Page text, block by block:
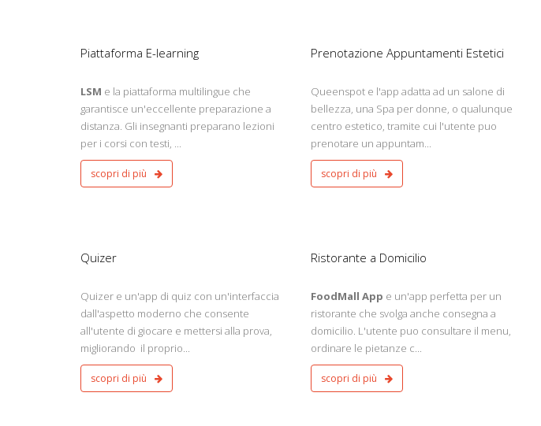
Piattaforma E-learning
LSM e la piattaforma multilingue che
garantisce un'eccellente preparazione a
distanza. Gli insegnanti preparano lezioni
per i corsi con testi, ...
scopri di più
Prenotazione Appuntamenti Estetici
Queenspot e l'app adatta ad un salone di
bellezza, una Spa per donne, o qualunque
centro estetico, tramite cui l'utente puo
prenotare un appuntam...
scopri di più
Quizer
Quizer e un'app di quiz con un'interfaccia
dall'aspetto moderno che consente
all'utente di giocare e mettersi alla prova,
migliorando il proprio...
scopri di più
Ristorante a Domicilio
FoodMall App e un'app perfetta per un
ristorante che svolga anche consegna a
domicilio. L'utente puo consultare il menu,
ordinare le pietanze c...
scopri di più